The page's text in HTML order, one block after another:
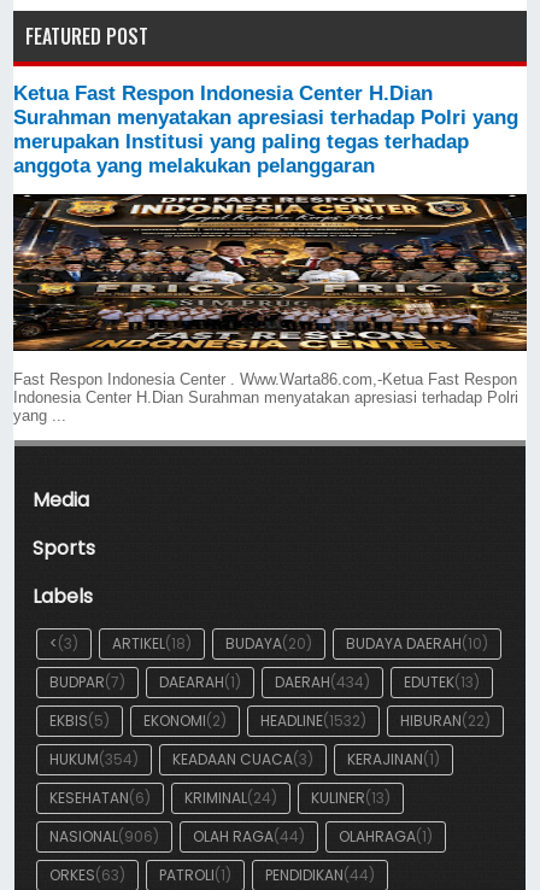
FEATURED POST
Ketua Fast Respon Indonesia Center H.Dian
Surahman menyatakan apresiasi terhadap Polri yang
merupakan Institusi yang paling tegas terhadap
anggota yang melakukan pelanggaran
Fast Respon Indonesia Center . Www.Warta86.com,-Ketua Fast Respon
Indonesia Center H.Dian Surahman menyatakan apresiasi terhadap Polri
yang ...
Media
Sports
Labels
<(3) ARTIKEL(18) BUDAYA(20) BUDAYA DAERAH(10)
BUDPAR(7) DAEARAH(1) DAERAH(434) EDUTEK(13)
EKBIS(5) EKONOMI(2) HEADLINE(1532) HIBURAN(22)
HUKUM(354) KEADAAN CUACA(3) KERAJINAN(1)
KESEHATAN(6) KRIMINAL(24) KULINER(13)
NASIONAL(906) OLAH RAGA(44) OLAHRAGA(1)
ORKES(63) PATROLI(1) PENDIDIKAN(44)